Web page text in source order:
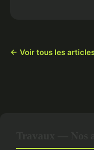
← Voir tous les